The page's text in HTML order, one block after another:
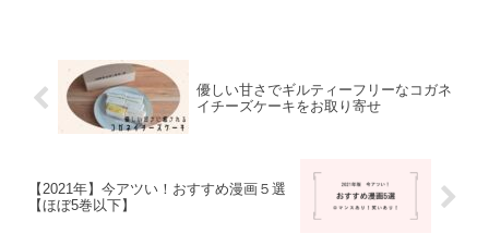
優しい甘さでギルティーフリーなコガネ
イチーズケーキをお取り寄せ
【2021年】今アツい！おすすめ漫画５選
【ほぼ5巻以下】